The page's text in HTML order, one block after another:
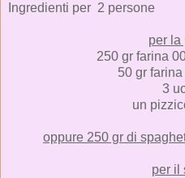
Ingredienti per 2 persone
per la
250 gr farina
50 gr
3
un
oppure 250 gr di
per il